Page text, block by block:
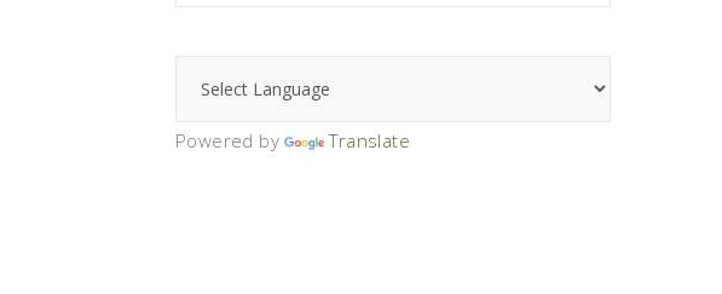
Powered by Translate